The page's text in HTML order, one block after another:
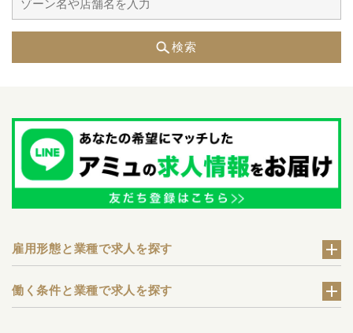
検索
雇用形態と業種で求人を探す
働く条件と業種で求人を探す